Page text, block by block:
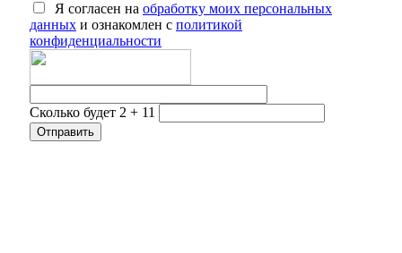
Я согласен на обработку моих персональных
данных и ознакомлен с политикой
конфиденциальности
Сколько будет 2 + 11